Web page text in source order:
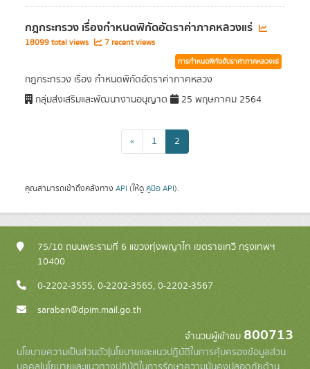
กฎกระทรวง เรื่องกำหนดพิกัดอัตราค่าภาคหลวงแร่
18099 total views 7 recent views
การกำหนดพิกัดอัตราค่าภาคหลวงแร่
กฎกระทรวง เรื่อง กำหนดพิกัดอัตราค่าภาคหลวง
กลุ่มส่งเสริมและพัฒนางานอนุญาต
25 พฤษภาคม 2564
« 1 2
คุณสามารถเข้าถึงคลังทาง API (ให้ดู คู่มือ API).
75/10 ถนนพระรามที่ 6 แขวงทุ่งพญาไท เขตราชเทวี กรุงเทพฯ
10400
0-2202-3555, 0-2202-3565, 0-2202-3567
saraban@dpim.mail.go.th
จำนวนผู้เข้าชม 800713
นโยบายความเป็นส่วนตัว|นโยบายและแนวปฏิบัติในการคุ้มครองข้อมูลส่วน